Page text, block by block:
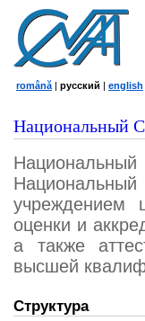
română | русский | english
Национальный
Национальный
учреждением
оценки и
а также
высшей
Структура